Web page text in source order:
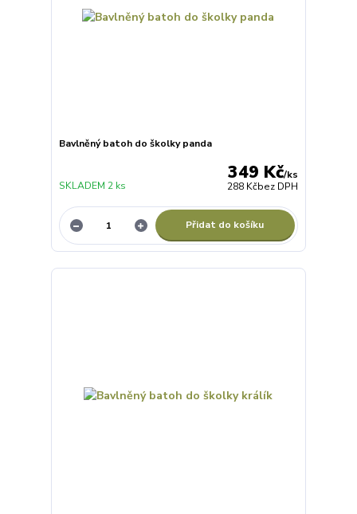
Bavlněný batoh do školky panda
349 Kč/ks
288 Kčbez DPH
SKLADEM 2 ks
Přidat do košíku